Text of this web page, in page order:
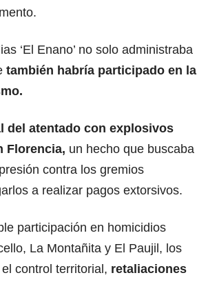
‘El Enano’ no solo administraba
también habría participado en la
del atentado con explosivos
Florencia, un hecho que buscaba
contra los gremios
a realizar pagos extorsivos.
participación en homicidios
La Montañita y El Paujil, los
control territorial, retaliaciones